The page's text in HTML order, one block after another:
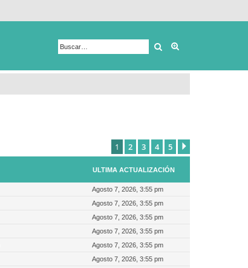
Buscar
1 2 3 4 5
ULTIMA ACTUALIZACIÓN
Agosto 7, 2026, 3:55 pm
Agosto 7, 2026, 3:55 pm
Agosto 7, 2026, 3:55 pm
Agosto 7, 2026, 3:55 pm
Agosto 7, 2026, 3:55 pm
Agosto 7, 2026, 3:55 pm